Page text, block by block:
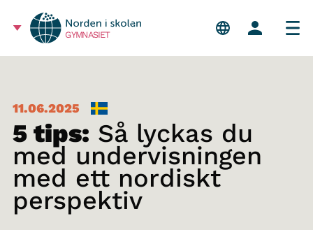
GYMNASIET
11.06.2025
5 tips: Så lyckas du
med undervisningen
med ett nordiskt
perspektiv